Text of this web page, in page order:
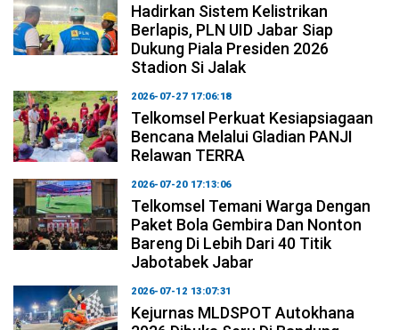
Hadirkan Sistem Kelistrikan
Berlapis, PLN UID Jabar Siap
Dukung Piala Presiden 2026
Stadion Si Jalak
2026-07-27 17:06:18
Telkomsel Perkuat Kesiapsiagaan
Bencana Melalui Gladian PANJI
Relawan TERRA
2026-07-20 17:13:06
Telkomsel Temani Warga Dengan
Paket Bola Gembira Dan Nonton
Bareng Di Lebih Dari 40 Titik
Jabotabek Jabar
2026-07-12 13:07:31
Kejurnas MLDSPOT Autokhana